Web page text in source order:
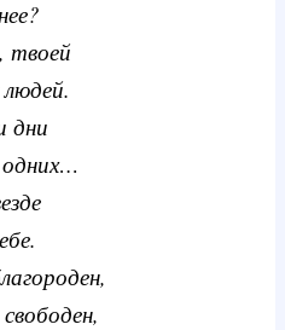
твоей
дни